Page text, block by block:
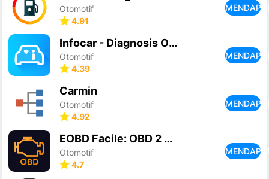
Otomotif
4.91
Infocar - Diagnosis OBD2 ELM
Otomotif
4.39
Carmin
Otomotif
4.92
EOBD Facile: OBD 2 Car Scanner
Otomotif
4.7